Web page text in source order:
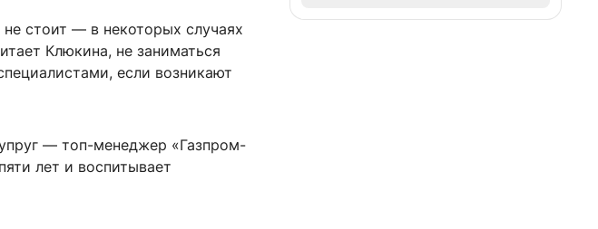
стоит — в некоторых случаях
Клюкина, не заниматься
если возникают
— топ-менеджер «Газпром-
лет и воспитывает